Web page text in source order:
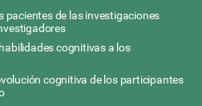
pacientes de las investigaciones
cognitivas a los
cognitiva de los participantes